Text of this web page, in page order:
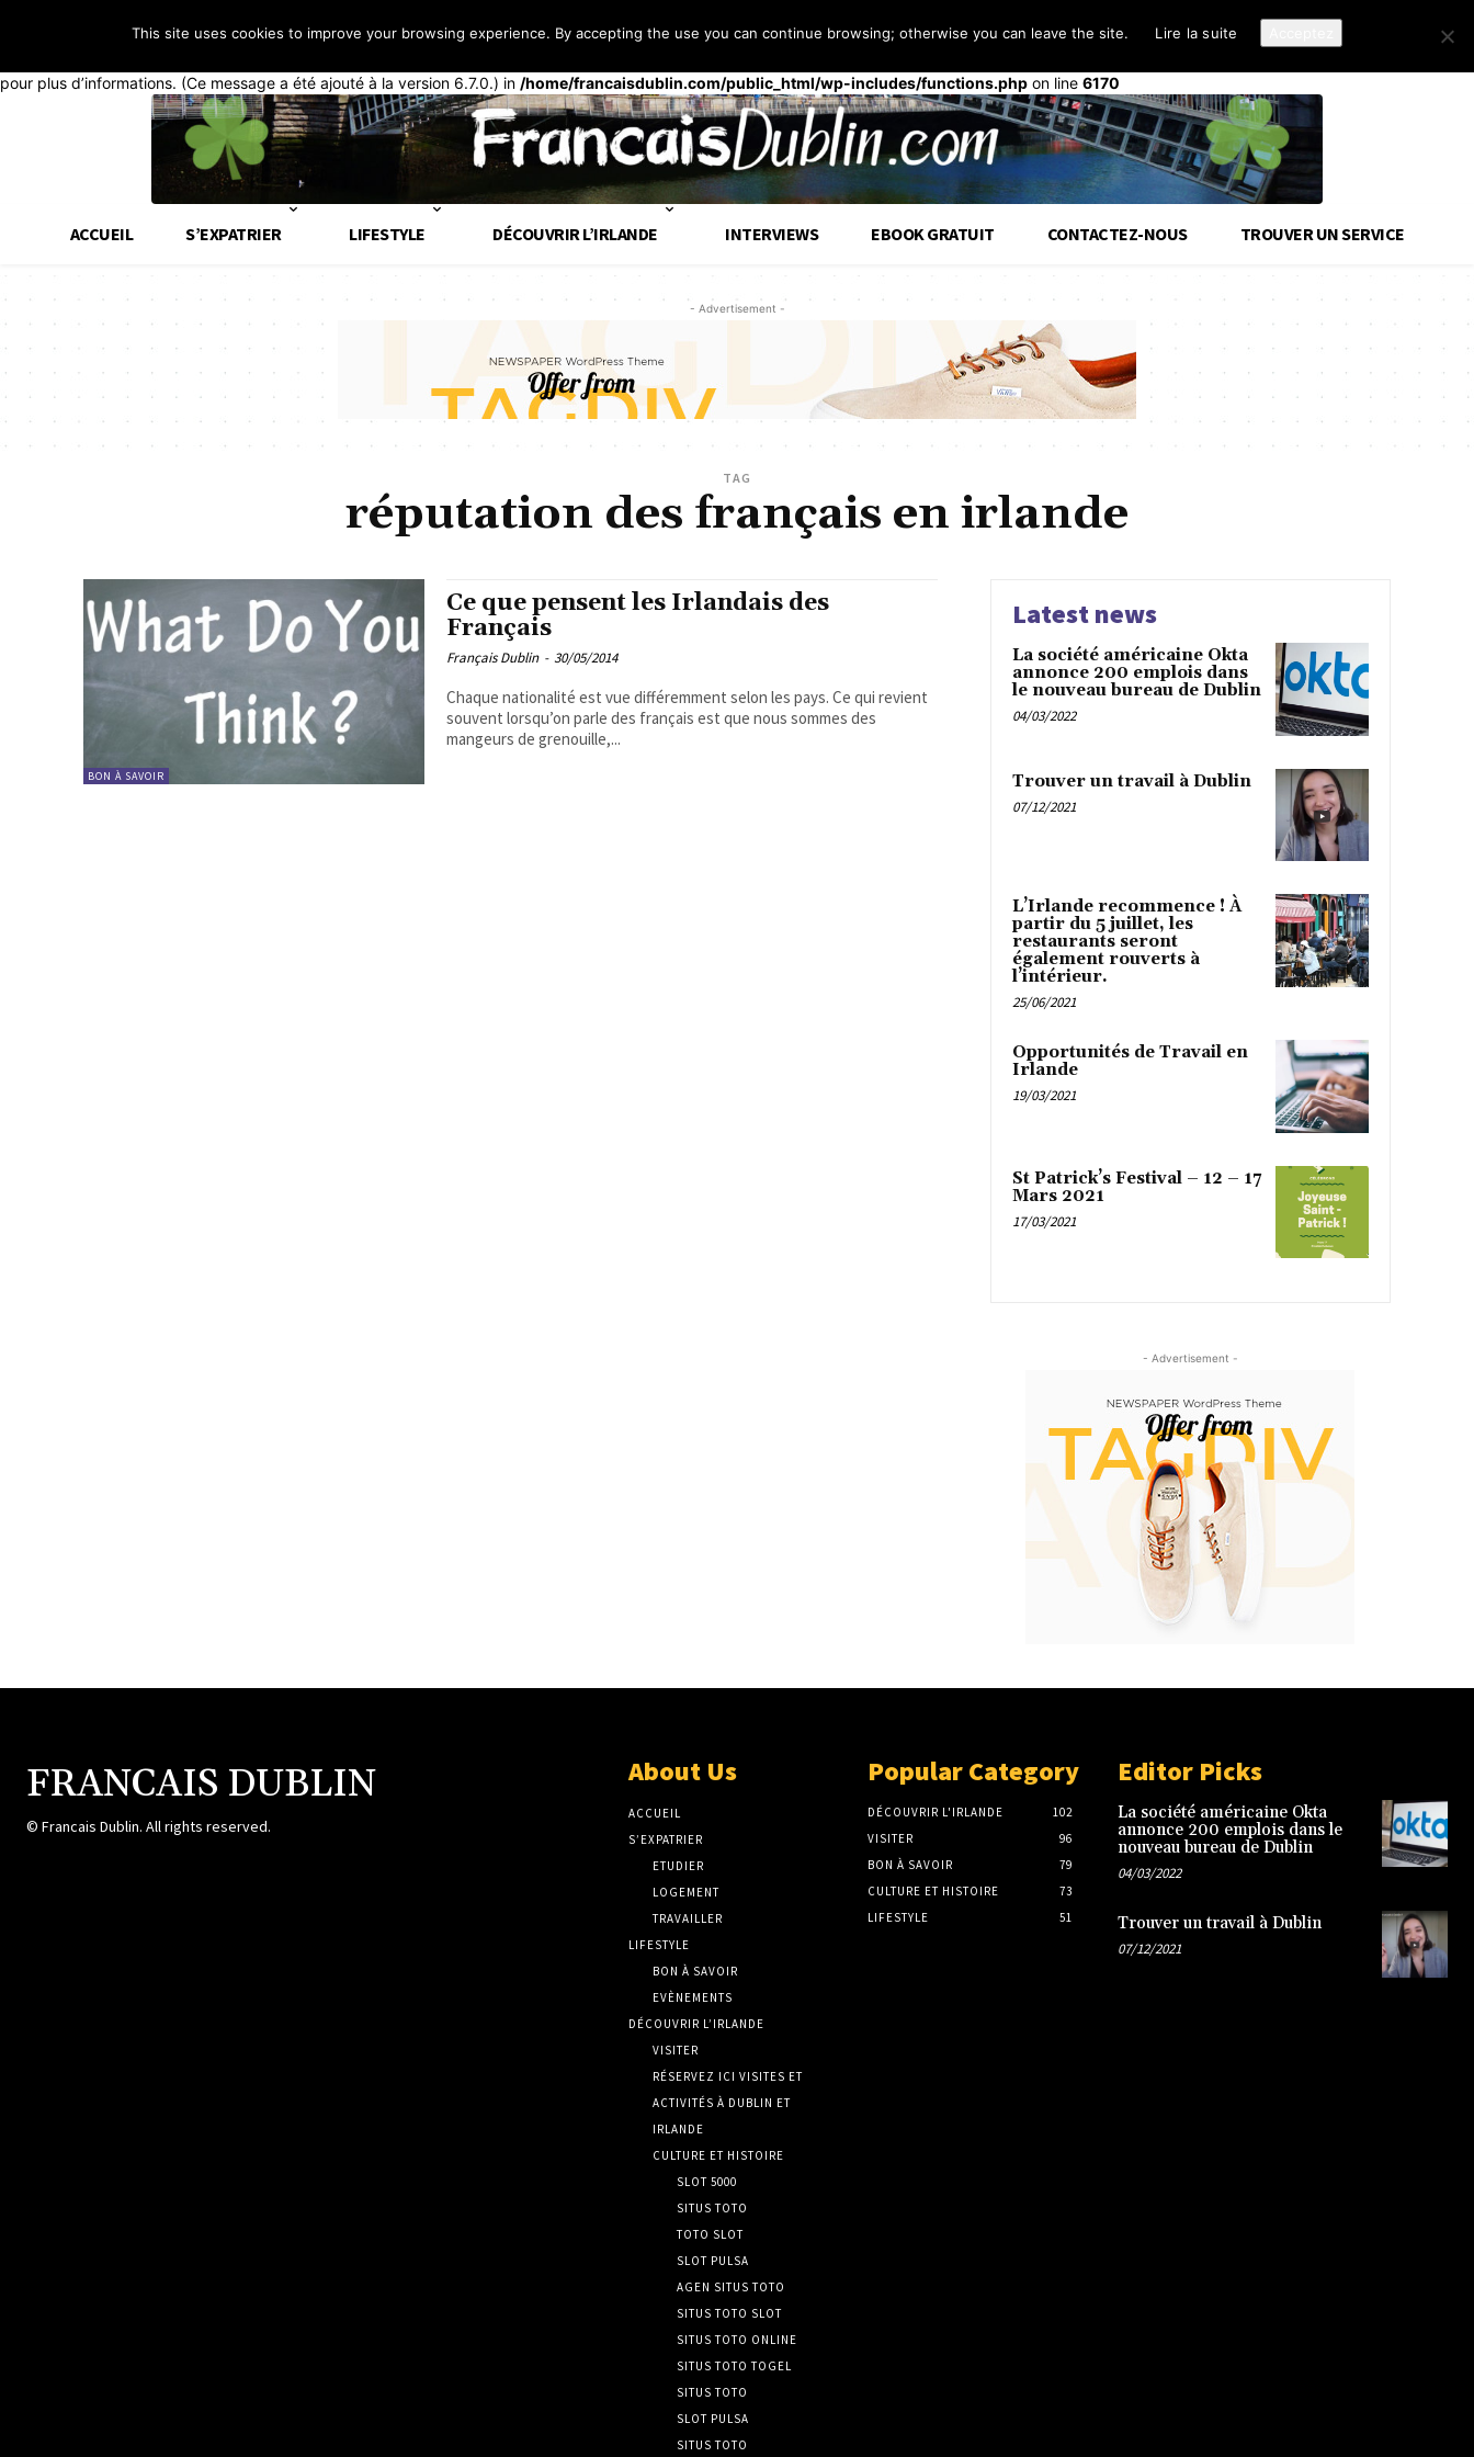
: La fonction _load_textdomain_just_in_time a été appelée de façonincorrecte. Le chargement de la traduction pour le domaine td-cloud-library a été déclenché trop tôt. Cela indique
pour plus d’informations. (Ce message a été ajouté à la version 6.7.0.) in /home/francaisdublin.com/public_html/wp-includes/functions.php on line 6170
ACCUEIL S’EXPATRIER LIFESTYLE DÉCOUVRIR L’IRLANDE INTERVIEWS EBOOK GRATUIT CONTACTEZ-NOUS TROUVER UN SERVICE
- Advertisement -
TAG
réputation des français en irlande
BON À SAVOIR
Ce que pensent les Irlandais des
Français
Français Dublin - 30/05/2014
Chaque nationalité est vue différemment selon les pays. Ce qui revient
souvent lorsqu’on parle des français est que nous sommes des
mangeurs de grenouille,...
Latest news
La société américaine Okta
annonce 200 emplois dans
le nouveau bureau de Dublin
04/03/2022
Trouver un travail à Dublin
07/12/2021
L’Irlande recommence ! À
partir du 5 juillet, les
restaurants seront
également rouverts à
l’intérieur.
25/06/2021
Opportunités de Travail en
Irlande
19/03/2021
St Patrick’s Festival – 12 – 17
Mars 2021
17/03/2021
- Advertisement -
FRANCAIS DUBLIN
© Francais Dublin. All rights reserved.
About Us
ACCUEIL
S’EXPATRIER
ETUDIER
LOGEMENT
TRAVAILLER
LIFESTYLE
BON À SAVOIR
EVÈNEMENTS
DÉCOUVRIR L’IRLANDE
VISITER
RÉSERVEZ ICI VISITES ET
ACTIVITÉS À DUBLIN ET
IRLANDE
CULTURE ET HISTOIRE
SLOT 5000
SITUS TOTO
TOTO SLOT
SLOT PULSA
AGEN SITUS TOTO
SITUS TOTO SLOT
SITUS TOTO ONLINE
SITUS TOTO TOGEL
SITUS TOTO
SLOT PULSA
SITUS TOTO
Popular Category
DÉCOUVRIR L'IRLANDE
102
VISITER
96
BON À SAVOIR
79
CULTURE ET HISTOIRE
73
LIFESTYLE
51
Editor Picks
La société américaine Okta
annonce 200 emplois dans le
nouveau bureau de Dublin
04/03/2022
Trouver un travail à Dublin
07/12/2021
This site uses cookies to improve your browsing experience. By accepting the use you can continue browsing; otherwise you can leave the site. Lire la suite